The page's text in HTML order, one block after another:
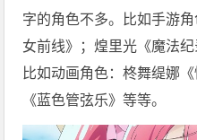
字的角色不多。比如手游
女前线》；煌里光《魔法
比如动画角色：柊舞缇娜
《蓝色管弦乐》等等。